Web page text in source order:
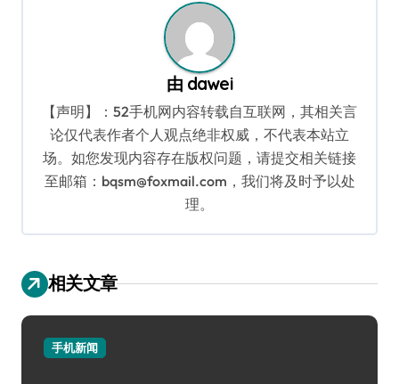
由 dawei
【声明】：52手机网内容转载自互联网，其相关言
论仅代表作者个人观点绝非权威，不代表本站立
场。如您发现内容存在版权问题，请提交相关链接
至邮箱：bqsm@foxmail.com，我们将及时予以处
理。
相关文章
手机新闻